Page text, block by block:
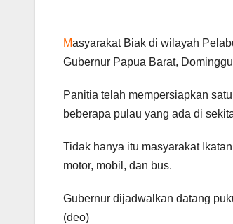
Masyarakat Biak di wilayah
Gubernur Papua Barat,
Panitia telah mempersiapkan
beberapa pulau yang ada di
Tidak hanya itu masyarakat
motor, mobil, dan bus.
Gubernur dijadwalkan datang
(deo)